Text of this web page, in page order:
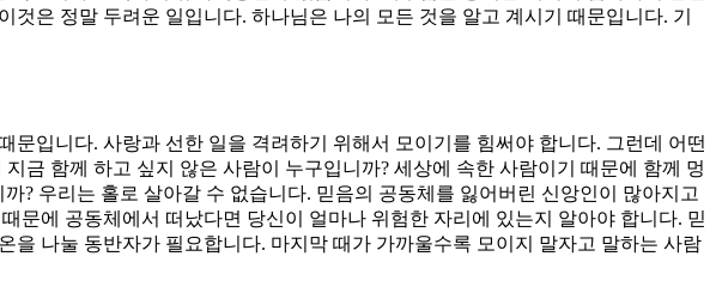
은 정말 두려운 일입니다. 하나님은 나의 모든 것을 알고 계시기 때문입니다. 기
입니다. 사랑과 선한 일을 격려하기 위해서 모이기를 힘써야 합니다. 그런데 어떤
금 함께 하고 싶지 않은 사람이 누구입니까? 세상에 속한 사람이기 때문에 함께 멍
? 우리는 홀로 살아갈 수 없습니다. 믿음의 공동체를 잃어버린 신앙인이 많아지고
문에 공동체에서 떠났다면 당신이 얼마나 위험한 자리에 있는지 알아야 합니다. 믿
나눌 동반자가 필요합니다. 마지막 때가 가까울수록 모이지 말자고 말하는 사람